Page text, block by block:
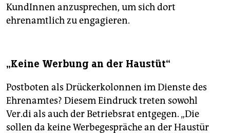
KundInnen anzusprechen, um sich dort
ehrenamtlich zu engagieren.
„Keine Werbung an der Haustüt“
Postboten als Drückerkolonnen im Dienste des
Ehrenamtes? Diesem Eindruck treten sowohl
Ver.di als auch der Betriebsrat entgegen. „Die
sollen da keine Werbegespräche an der Haustür